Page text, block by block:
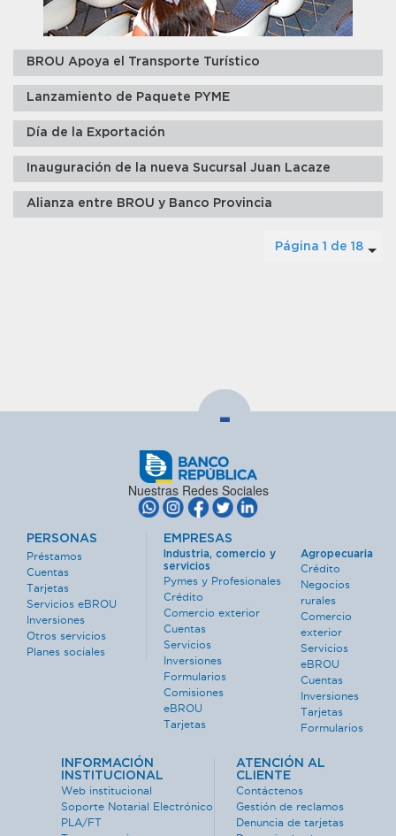
BROU Apoya el Transporte Turístico
Lanzamiento de Paquete PYME
Día de la Exportación
Inauguración de la nueva Sucursal Juan Lacaze
Alianza entre BROU y Banco Provincia
Página 1 de 18
-
Nuestras Redes Sociales
PERSONAS
Préstamos
Cuentas
Tarjetas
Servicios eBROU
Inversiones
Otros servicios
Planes sociales
EMPRESAS
Industria, comercio y
servicios
Pymes y Profesionales
Crédito
Comercio exterior
Cuentas
Servicios
Inversiones
Formularios
Comisiones
eBROU
Tarjetas
Agropecuaria
Crédito
Negocios
rurales
Comercio
exterior
Servicios
eBROU
Cuentas
Inversiones
Tarjetas
Formularios
INFORMACIÓN
INSTITUCIONAL
Web institucional
Soporte Notarial Electrónico
PLA/FT
ATENCIÓN AL
CLIENTE
Contáctenos
Gestión de reclamos
Denuncia de tarjetas